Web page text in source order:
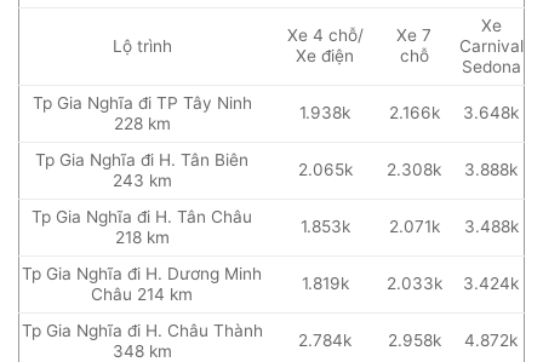
Lộ trình
Xe 4 chỗ/
Xe điện
Xe 7
chỗ
Xe
Carnival
Sedona
Tp Gia Nghĩa đi TP Tây Ninh
228 km
1.938k 2.166k 3.648k
Tp Gia Nghĩa đi H. Tân Biên
243 km
2.065k 2.308k 3.888k
Tp Gia Nghĩa đi H. Tân Châu
218 km
1.853k 2.071k 3.488k
Tp Gia Nghĩa đi H. Dương Minh
Châu 214 km
1.819k 2.033k 3.424k
Tp Gia Nghĩa đi H. Châu Thành
348 km
2.784k 2.958k 4.872k